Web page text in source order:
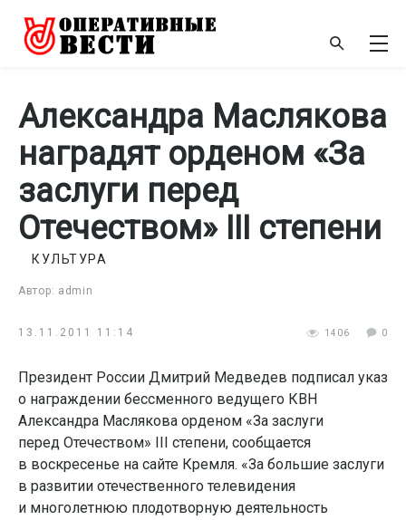
Александра Маслякова
наградят орденом «За
заслуги перед
Отечеством» III степени
Автор: admin
КУЛЬТУРА
13.11.2011 11:14 1406 0
Президент России Дмитрий Медведев подписал указ
о награждении бессменного ведущего КВН
Александра Маслякова орденом «За заслуги
перед Отечеством» III степени, сообщается
в воскресенье на сайте Кремля. «За большие заслуги
в развитии отечественного телевидения
и многолетнюю плодотворную деятельность